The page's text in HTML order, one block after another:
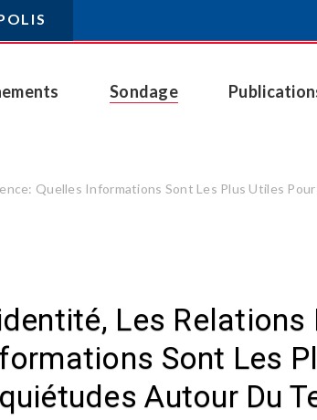
Sondage
Quelles Informations Sont Les Plus Utiles
Les
Sont Les
Autour Du